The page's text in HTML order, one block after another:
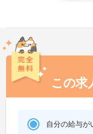
この求
自分の給与が